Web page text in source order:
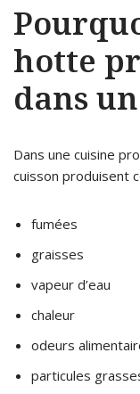
hotte
dans
Dans une cuisine
cuisson produisent
fumées
graisses
vapeur d’eau
chaleur
odeurs
particules